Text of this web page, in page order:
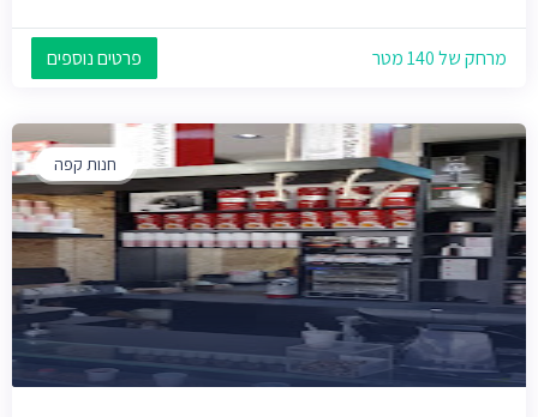
מרחק של 140 מטר פרטים נוספים
חנות קפה